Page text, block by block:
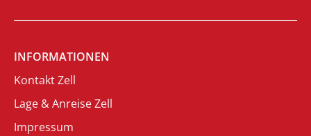
INFORMATIONEN
Kontakt Zell
Lage & Anreise Zell
Impressum